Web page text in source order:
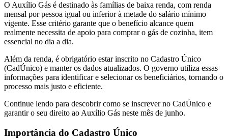
O Auxílio Gás é destinado às famílias de baixa renda, com renda
mensal por pessoa igual ou inferior à metade do salário mínimo
vigente. Esse critério garante que o benefício alcance quem
realmente necessita de apoio para comprar o gás de cozinha, item
essencial no dia a dia.
Além da renda, é obrigatório estar inscrito no Cadastro Único
(CadÚnico) e manter os dados atualizados. O governo utiliza essas
informações para identificar e selecionar os beneficiários, tornando o
processo mais justo e eficiente.
Continue lendo para descobrir como se inscrever no CadÚnico e
garantir o seu direito ao Auxílio Gás neste mês de junho.
Importância do Cadastro Único